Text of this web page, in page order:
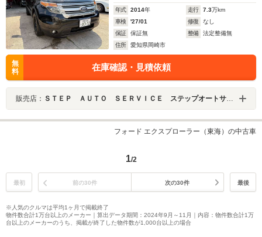
年式 2014年 走行 7.3万km
車検
'27/01 修復
なし
保証
保証無 整備
法定整備無
住所
愛知県岡崎市
無
料
在庫確認・見積依頼
販売店： ＳＴＥＰ ＡＵＴＯ ＳＥＲＶＩＣＥ ステップオートサービス
フォード エクスプローラー（東海）の中古車
1/2
最初 前の30件 次の30件 最後
※人気のクルマは平均1ヶ月で掲載終了
物件数合計1万台以上のメーカー｜算出データ期間：2024年9月～11月｜内容：物件数合計1万
台以上のメーカーのうち、掲載が終了した物件数が1,000台以上の場合